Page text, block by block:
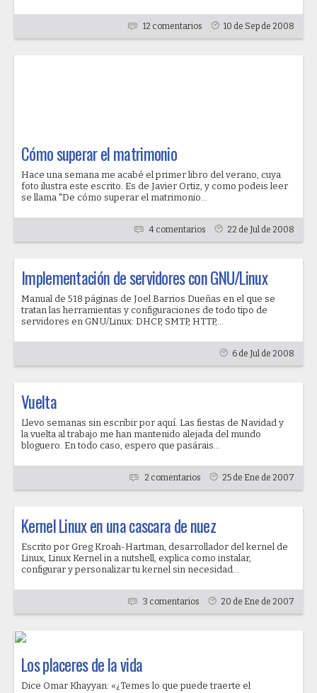
12 comentarios 10 de Sep de 2008
Cómo superar el matrimonio
Hace una semana me acabé el primer libro del verano, cuya
foto ilustra este escrito. Es de Javier Ortiz, y como podeis leer
se llama "De cómo superar el matrimonio...
4 comentarios 22 de Jul de 2008
Implementación de servidores con GNU/Linux
Manual de 518 páginas de Joel Barrios Dueñas en el que se
tratan las herramientas y configuraciones de todo tipo de
servidores en GNU/Linux: DHCP, SMTP, HTTP,...
6 de Jul de 2008
Vuelta
Llevo semanas sin escribir por aquí. Las fiestas de Navidad y
la vuelta al trabajo me han mantenido alejada del mundo
bloguero. En todo caso, espero que pasárais...
2 comentarios 25 de Ene de 2007
Kernel Linux en una cascara de nuez
Escrito por Greg Kroah-Hartman, desarrollador del kernel de
Linux, Linux Kernel in a nutshell, explica como instalar,
configurar y personalizar tu kernel sin necesidad...
3 comentarios 20 de Ene de 2007
Los placeres de la vida
Dice Omar Khayyan: «¿Temes lo que puede traerte el